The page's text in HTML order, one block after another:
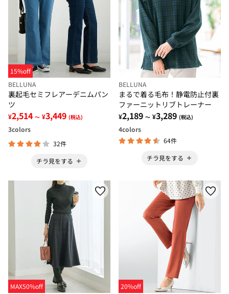
15%off
BELLUNA
裏起毛セミフレアーデニムパン
ツ
¥2,514 ～ ¥3,449 (税込)
3colors
32件
チラ見をする
BELLUNA
まるで着る毛布！静電防止付裏
ファーニットリブトレーナー
¥2,189 ～ ¥3,289 (税込)
4colors
64件
チラ見をする
MAX50%off
20%off